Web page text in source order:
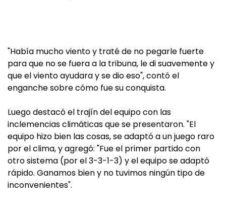
"Había mucho viento y traté de no pegarle fuerte
para que no se fuera a la tribuna, le di suavemente y
que el viento ayudara y se dio eso", contó el
enganche sobre cómo fue su conquista.
Luego destacó el trajín del equipo con las
inclemencias climáticas que se presentaron. "El
equipo hizo bien las cosas, se adaptó a un juego raro
por el clima, y agregó: "Fue el primer partido con
otro sistema (por el 3-3-1-3) y el equipo se adaptó
rápido. Ganamos bien y no tuvimos ningún tipo de
inconvenientes".